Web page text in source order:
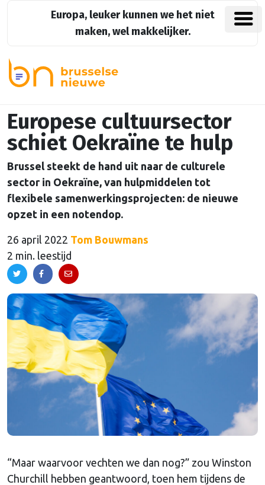
Europa, leuker kunnen we het niet
maken, wel makkelijker.
Europese cultuursector
schiet Oekraïne te hulp
Brussel steekt de hand uit naar de culturele
sector in Oekraïne, van hulpmiddelen tot
flexibele samenwerkingsprojecten: de nieuwe
opzet in een notendop.
26 april 2022 Tom Bouwmans
2 min. leestijd
“Maar waarvoor vechten we dan nog?” zou Winston
Churchill hebben geantwoord, toen hem tijdens de